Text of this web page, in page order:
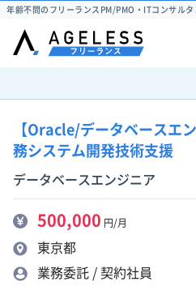
年齢不問のフリーランスPM/PMO・ITコンサル
【Oracle/データベースエ
務システム開発技術支援
データベースエンジニア
500,000 円/月
東京都
業務委託 / 契約社員